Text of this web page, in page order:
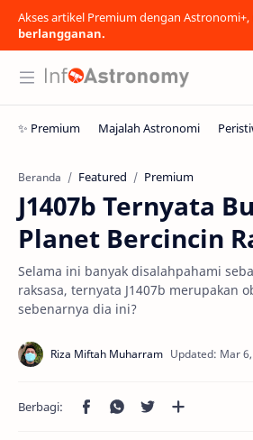
Akses artikel Premium dengan Astronomi+,
berlangganan.
Beranda Featured Premium
J1407b Ternyata
Planet Bercincin
Selama ini banyak disalahpahami
raksasa, ternyata J1407b merupakan
sebenarnya dia ini?